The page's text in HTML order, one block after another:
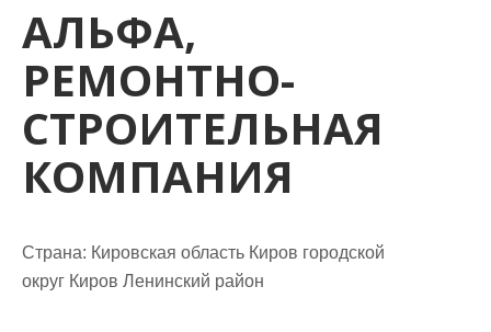
АЛЬФА,
РЕМОНТНО-
СТРОИТЕЛЬНАЯ
КОМПАНИЯ
Страна: Кировская область Киров городской
округ Киров Ленинский район